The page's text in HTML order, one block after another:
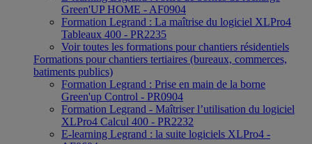
Green'UP HOME - AF0904
Formation Legrand : La maîtrise du logiciel XLPro4
Tableaux 400 - PR2235
Voir toutes les formations pour chantiers résidentiels
Formations pour chantiers tertiaires (bureaux, commerces,
batiments publics)
Formation Legrand : Prise en main de la borne
Green'up Control - PR0904
Formation Legrand - Maîtriser l’utilisation du logiciel
XLPro4 Calcul 400 - PR2232
E-learning Legrand : la suite logiciels XLPro4 -